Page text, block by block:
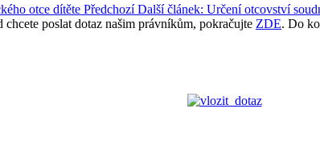
otce dítěte Předchozí Další článek: Určení otcovství
poslat dotaz našim právníkům, pokračujte ZDE. Do